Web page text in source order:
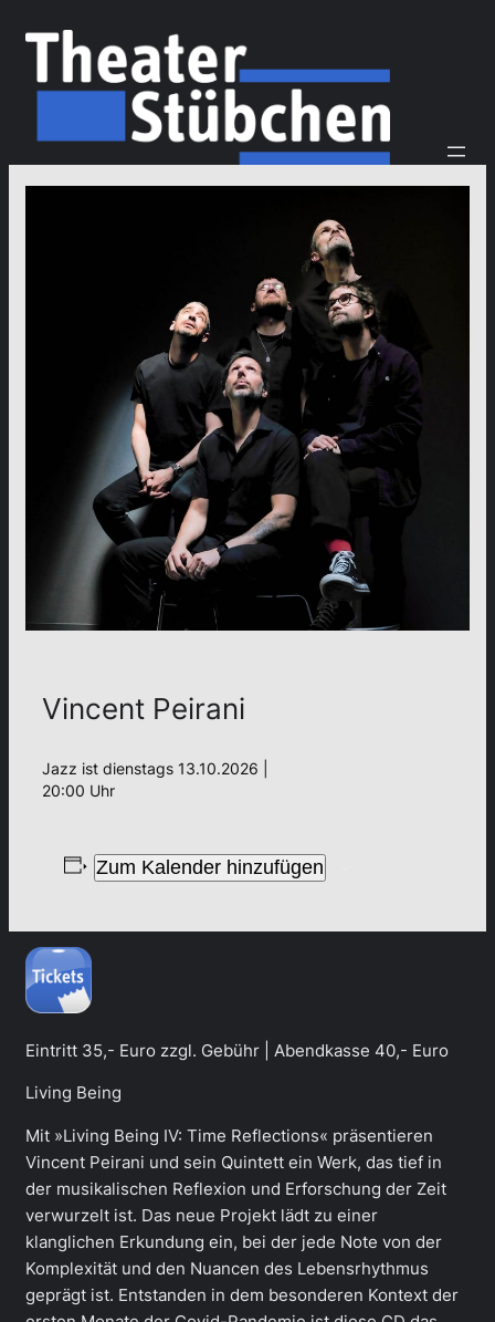
Vincent Peirani
Jazz ist dienstags 13.10.2026 |
20:00 Uhr
Zum Kalender hinzufügen
Eintritt 35,- Euro zzgl. Gebühr | Abendkasse 40,- Euro
Living Being
Mit »Living Being IV: Time Reflections« präsentieren
Vincent Peirani und sein Quintett ein Werk, das tief in
der musikalischen Reflexion und Erforschung der Zeit
verwurzelt ist. Das neue Projekt lädt zu einer
klanglichen Erkundung ein, bei der jede Note von der
Komplexität und den Nuancen des Lebensrhythmus
geprägt ist. Entstanden in dem besonderen Kontext der